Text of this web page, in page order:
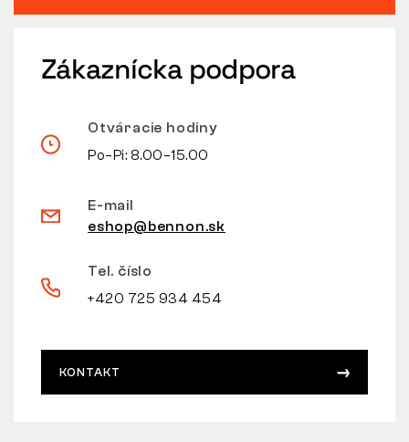
Zákaznícka podpora
Otváracie hodiny
Po–Pi: 8.00–15.00
E-mail
eshop@bennon.sk
Tel. číslo
+420 725 934 454
KONTAKT